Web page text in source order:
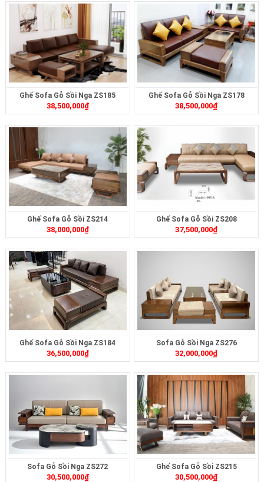
Ghế Sofa Gỗ Sồi Nga ZS185
38,500,000₫
Ghế Sofa Gỗ Sồi Nga ZS178
38,500,000₫
Ghế Sofa Gỗ Sồi ZS214
38,000,000₫
Ghế Sofa Gỗ Sồi ZS208
37,500,000₫
Ghế Sofa Gỗ Sồi Nga ZS184
36,500,000₫
Sofa Gỗ Sồi Nga ZS276
32,000,000₫
Sofa Gỗ Sồi Nga ZS272
30,500,000₫
Ghế Sofa Gỗ Sồi ZS215
30,500,000₫